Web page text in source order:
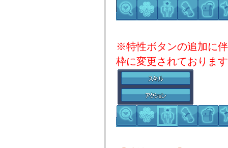
※特性ボタンの追加に
枠に変更されておりま